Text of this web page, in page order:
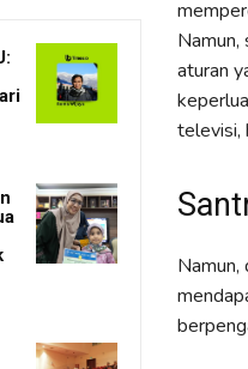
Namun,
aturan
televisi,
Namun,